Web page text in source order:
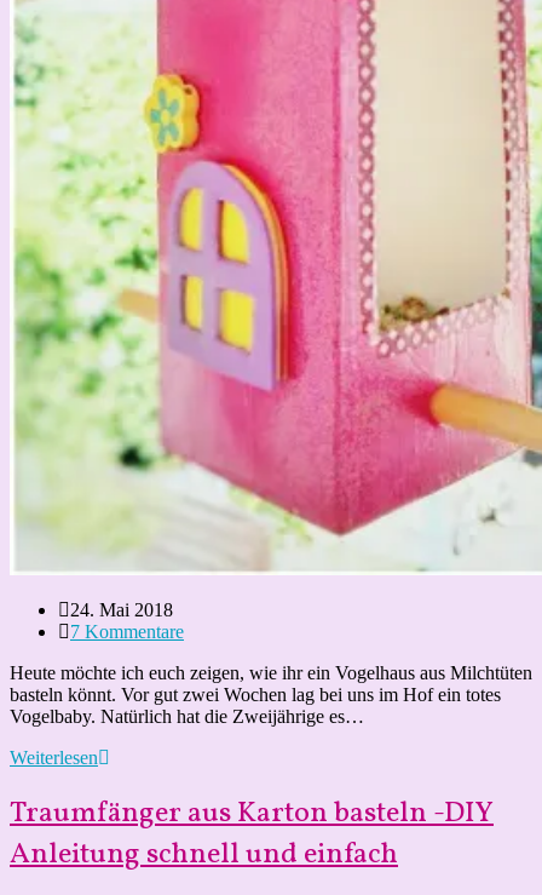
Beitrag
veröffentlicht:
24. Mai 2018
Beitrags-
7 Kommentare
Heute möchte ich euch zeigen, wie ihr ein Vogelhaus aus Milchtüten
basteln könnt. Vor gut zwei Wochen lag bei uns im Hof ein totes
Vogelbaby. Natürlich hat die Zweijährige es…
WeiterlesenVogelhaus
Milchtüten
basteln
–
Mit
Traumfänger aus Karton basteln -DIY
Anleitung schnell und einfach